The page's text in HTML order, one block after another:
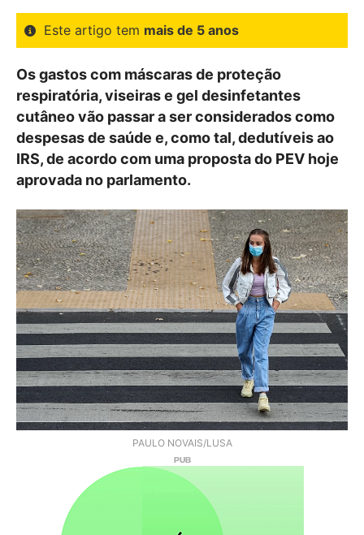
Este artigo tem mais de 5 anos
Os gastos com máscaras de proteção
respiratória, viseiras e gel desinfetantes
cutâneo vão passar a ser considerados como
despesas de saúde e, como tal, dedutíveis ao
IRS, de acordo com uma proposta do PEV hoje
aprovada no parlamento.
PAULO NOVAIS/LUSA